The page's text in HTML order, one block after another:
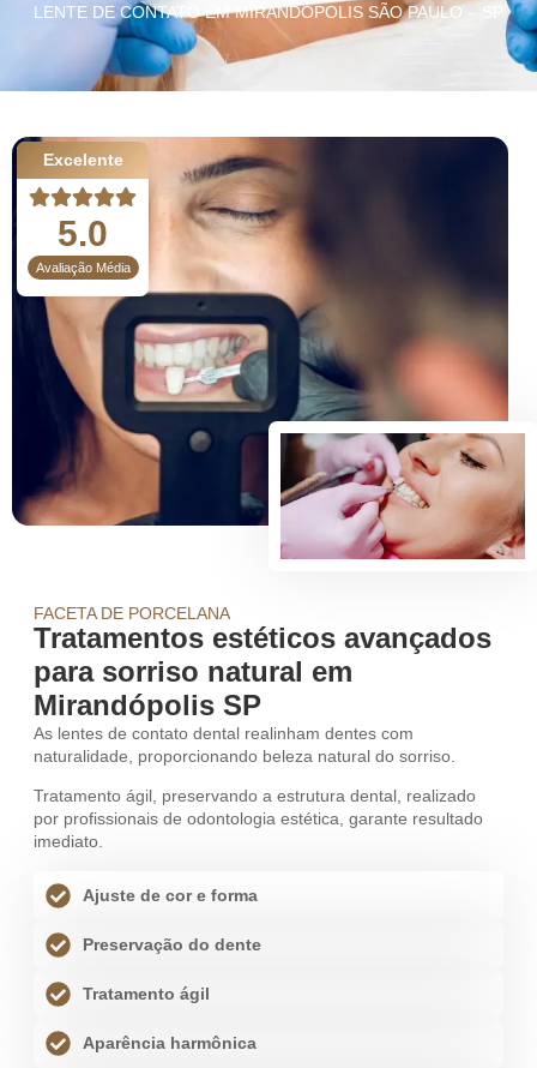
LENTE DE CONTATO EM MIRANDÓPOLIS SÃO PAULO – SP
Excelente
5.0
Avaliação Média
FACETA DE PORCELANA
Tratamentos estéticos avançados
para sorriso natural em
Mirandópolis SP
As lentes de contato dental realinham dentes com
naturalidade, proporcionando beleza natural do sorriso.
Tratamento ágil, preservando a estrutura dental, realizado
por profissionais de odontologia estética, garante resultado
imediato.
Ajuste de cor e forma
Preservação do dente
Tratamento ágil
Aparência harmônica